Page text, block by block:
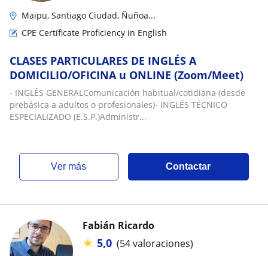
Maipu, Santiago Ciudad, Ñuñoa...
CPE Certificate Proficiency in English
CLASES PARTICULARES DE INGLÉS A
DOMICILIO/OFICINA u ONLINE (Zoom/Meet)
- INGLÉS GENERALComunicación habitual/cotidiana (desde
prebásica a adultos o profesionales)- INGLÉS TÉCNICO
ESPECIALIZADO (E.S.P.)Administr...
ver más Contactar
Fabián Ricardo
★ 5,0 (54 valoraciones)